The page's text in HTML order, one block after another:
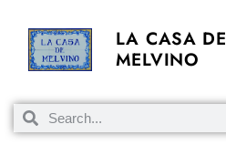
LA CASA DE
MELVINO